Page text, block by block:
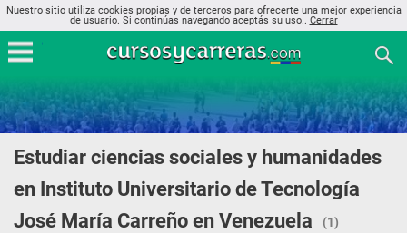
Nuestro sitio utiliza cookies propias y de terceros para ofrecerte una mejor experiencia
de usuario. Si continúas navegando aceptás su uso.. Cerrar
Estudiar ciencias sociales y humanidades
en Instituto Universitario de Tecnología
José María Carreño en Venezuela
(1)